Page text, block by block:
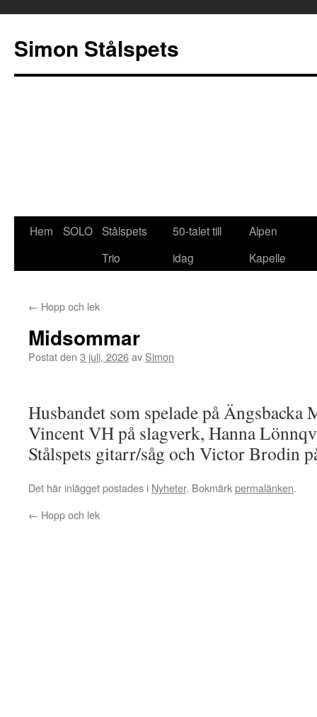
Simon Stålspets
Hoppa
Hem SOLO Stålspets
Trio
50-talet till
idag
Alpen
Kapelle
← Hopp och lek
Midsommar
Postat den 3 juli, 2026av Simon
Husbandet som spelade på
Vincent VH på slagverk, Hanna
Stålspets gitarr/såg och Victor Brodin
Det här inlägget postades i Nyheter. Bokmärkpermalänken.
← Hopp och lek